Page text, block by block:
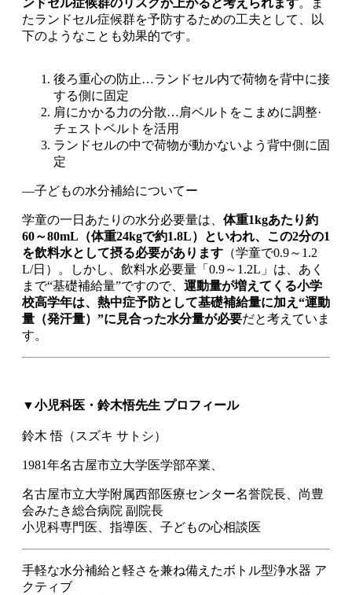
たランドセル症候群を予防するための工夫として、以
下のようなことも効果的です。
後ろ重心の防止…ランドセル内で荷物を背中に接
する側に固定
肩にかかる力の分散…肩ベルトをこまめに調整·
チェストベルトを活用
ランドセルの中で荷物が動かないよう背中側に固
定
―子どもの水分補給についてー
学童の一日あたりの水分必要量は、 体重1kgあたり約
60～80mL（体重24kgで約1.8L）といわれ、この2分の1
を飲料水として摂る必要があります （学童で0.9～1.2
L/日）。しかし、飲料水必要量「0.9～1.2L」は、あく
まで“基礎補給量”ですので、 運動量が増えてくる小学
校高学年は、熱中症予防として基礎補給量に加え“運動
量（発汗量）”に見合った水分量が必要だと考えていま
す。
▼小児科医・鈴木悟先生 プロフィール
鈴木 悟（スズキ サトシ）
1981年名古屋市立大学医学部卒業、
名古屋市立大学附属西部医療センター名誉院長、尚豊
会みたき総合病院 副院長
小児科専門医、指導医、子どもの心相談医
手軽な水分補給と軽さを兼ね備えたボトル型浄水器 ア
クティブ